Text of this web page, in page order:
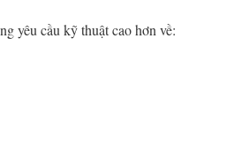
yêu cầu kỹ thuật cao hơn về: